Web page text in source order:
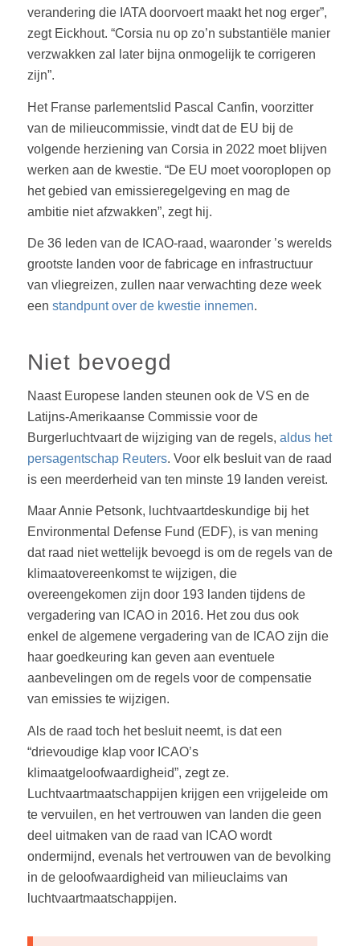
verandering die IATA doorvoert maakt het nog erger”,
zegt Eickhout. “Corsia nu op zo’n substantiële manier
verzwakken zal later bijna onmogelijk te corrigeren
zijn”.
Het Franse parlementslid Pascal Canfin, voorzitter
van de milieucommissie, vindt dat de EU bij de
volgende herziening van Corsia in 2022 moet blijven
werken aan de kwestie. “De EU moet vooroplopen op
het gebied van emissieregelgeving en mag de
ambitie niet afzwakken”, zegt hij.
De 36 leden van de ICAO-raad, waaronder ’s werelds
grootste landen voor de fabricage en infrastructuur
van vliegreizen, zullen naar verwachting deze week
een standpunt over de kwestie innemen.
Niet bevoegd
Naast Europese landen steunen ook de VS en de
Latijns-Amerikaanse Commissie voor de
Burgerluchtvaart de wijziging van de regels, aldus het
persagentschap Reuters. Voor elk besluit van de raad
is een meerderheid van ten minste 19 landen vereist.
Maar Annie Petsonk, luchtvaartdeskundige bij het
Environmental Defense Fund (EDF), is van mening
dat raad niet wettelijk bevoegd is om de regels van de
klimaatovereenkomst te wijzigen, die
overeengekomen zijn door 193 landen tijdens de
vergadering van ICAO in 2016. Het zou dus ook
enkel de algemene vergadering van de ICAO zijn die
haar goedkeuring kan geven aan eventuele
aanbevelingen om de regels voor de compensatie
van emissies te wijzigen.
Als de raad toch het besluit neemt, is dat een
“drievoudige klap voor ICAO’s
klimaatgeloofwaardigheid”, zegt ze.
Luchtvaartmaatschappijen krijgen een vrijgeleide om
te vervuilen, en het vertrouwen van landen die geen
deel uitmaken van de raad van ICAO wordt
ondermijnd, evenals het vertrouwen van de bevolking
in de geloofwaardigheid van milieuclaims van
luchtvaartmaatschappijen.